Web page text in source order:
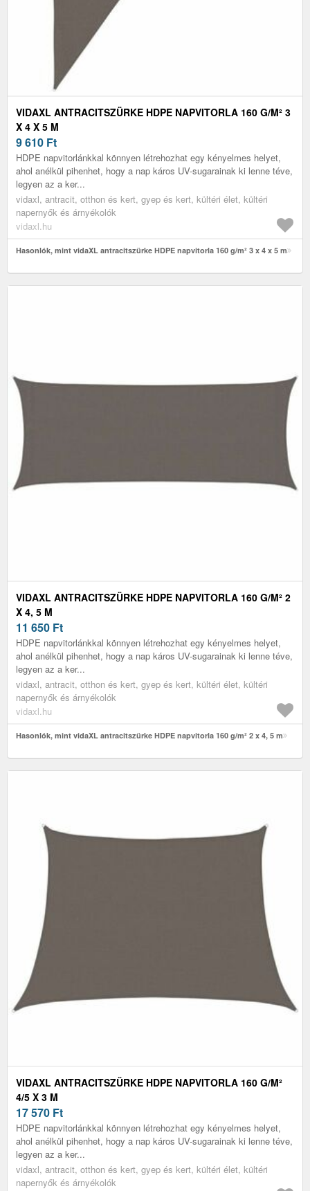
VIDAXL ANTRACITSZÜRKE HDPE NAPVITORLA 160 G/M² 3
X 4 X 5 M
9 610 Ft
HDPE napvitorlánkkal könnyen létrehozhat egy kényelmes helyet,
ahol anélkül pihenhet, hogy a nap káros UV-sugarainak ki lenne téve,
legyen az a ker...
vidaxl, antracit, otthon és kert, gyep és kert, kültéri élet, kültéri
napernyők és árnyékolók
vidaxl.hu
Hasonlók, mint vidaXL antracitszürke HDPE napvitorla 160 g/m² 3 x 4 x 5 m
VIDAXL ANTRACITSZÜRKE HDPE NAPVITORLA 160 G/M² 2
X 4, 5 M
11 650 Ft
HDPE napvitorlánkkal könnyen létrehozhat egy kényelmes helyet,
ahol anélkül pihenhet, hogy a nap káros UV-sugarainak ki lenne téve,
legyen az a ker...
vidaxl, antracit, otthon és kert, gyep és kert, kültéri élet, kültéri
napernyők és árnyékolók
vidaxl.hu
Hasonlók, mint vidaXL antracitszürke HDPE napvitorla 160 g/m² 2 x 4, 5 m
VIDAXL ANTRACITSZÜRKE HDPE NAPVITORLA 160 G/M²
4/5 X 3 M
17 570 Ft
HDPE napvitorlánkkal könnyen létrehozhat egy kényelmes helyet,
ahol anélkül pihenhet, hogy a nap káros UV-sugarainak ki lenne téve,
legyen az a ker...
vidaxl, antracit, otthon és kert, gyep és kert, kültéri élet, kültéri
napernyők és árnyékolók